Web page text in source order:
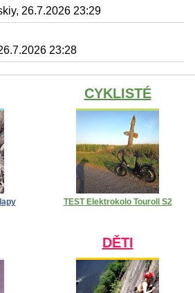
26.7.2026 23:29
23:28
CYKLISTÉ
TEST Elektrokolo Touroll S2
DĚTI